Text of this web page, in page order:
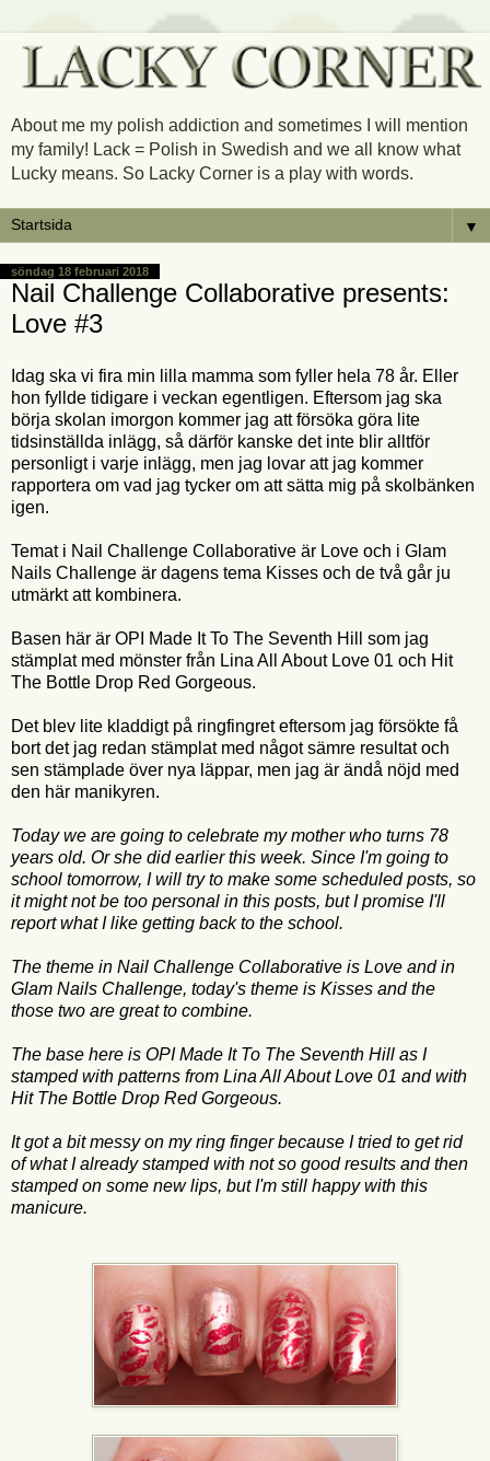
About me my polish addiction and sometimes I will mention
my family! Lack = Polish in Swedish and we all know what
Lucky means. So Lacky Corner is a play with words.
▼
söndag 18 februari 2018
Nail Challenge Collaborative presents:
Love #3
Idag ska vi fira min lilla mamma som fyller hela 78 år. Eller
hon fyllde tidigare i veckan egentligen. Eftersom jag ska
börja skolan imorgon kommer jag att försöka göra lite
tidsinställda inlägg, så därför kanske det inte blir alltför
personligt i varje inlägg, men jag lovar att jag kommer
rapportera om vad jag tycker om att sätta mig på skolbänken
igen.
Temat i Nail Challenge Collaborative är Love och i Glam
Nails Challenge är dagens tema Kisses och de två går ju
utmärkt att kombinera.
Basen här är OPI Made It To The Seventh Hill som jag
stämplat med mönster från Lina All About Love 01 och Hit
The Bottle Drop Red Gorgeous.
Det blev lite kladdigt på ringfingret eftersom jag försökte få
bort det jag redan stämplat med något sämre resultat och
sen stämplade över nya läppar, men jag är ändå nöjd med
den här manikyren.
Today we are going to celebrate my mother who turns 78
years old. Or she did earlier this week. Since I'm going to
school tomorrow, I will try to make some scheduled posts, so
it might not be too personal in this posts, but I promise I'll
report what I like getting back to the school.
The theme in Nail Challenge Collaborative is Love and in
Glam Nails Challenge, today's theme is Kisses and the
those two are great to combine.
The base here is OPI Made It To The Seventh Hill as I
stamped with patterns from Lina All About Love 01 and with
Hit The Bottle Drop Red Gorgeous.
It got a bit messy on my ring finger because I tried to get rid
of what I already stamped with not so good results and then
stamped on some new lips, but I'm still happy with this
manicure.